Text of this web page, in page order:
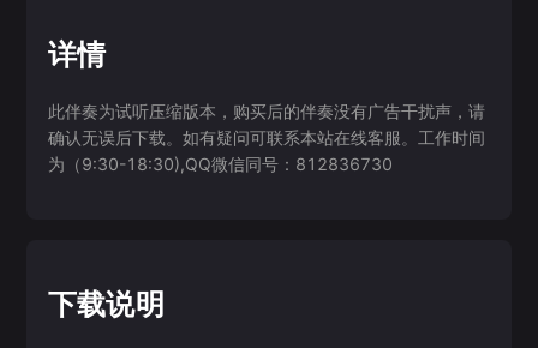
详情
此伴奏为试听压缩版本，购买后的伴奏没有广告干扰声，请
确认无误后下载。如有疑问可联系本站在线客服。工作时间
为（9:30-18:30),QQ微信同号：812836730
下载说明